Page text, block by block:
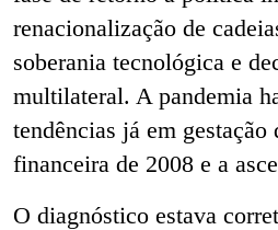
renacionalização de
soberania tecnológica e
multilateral. A pandemia
tendências já em gestação
financeira de 2008 e a
O diagnóstico estava